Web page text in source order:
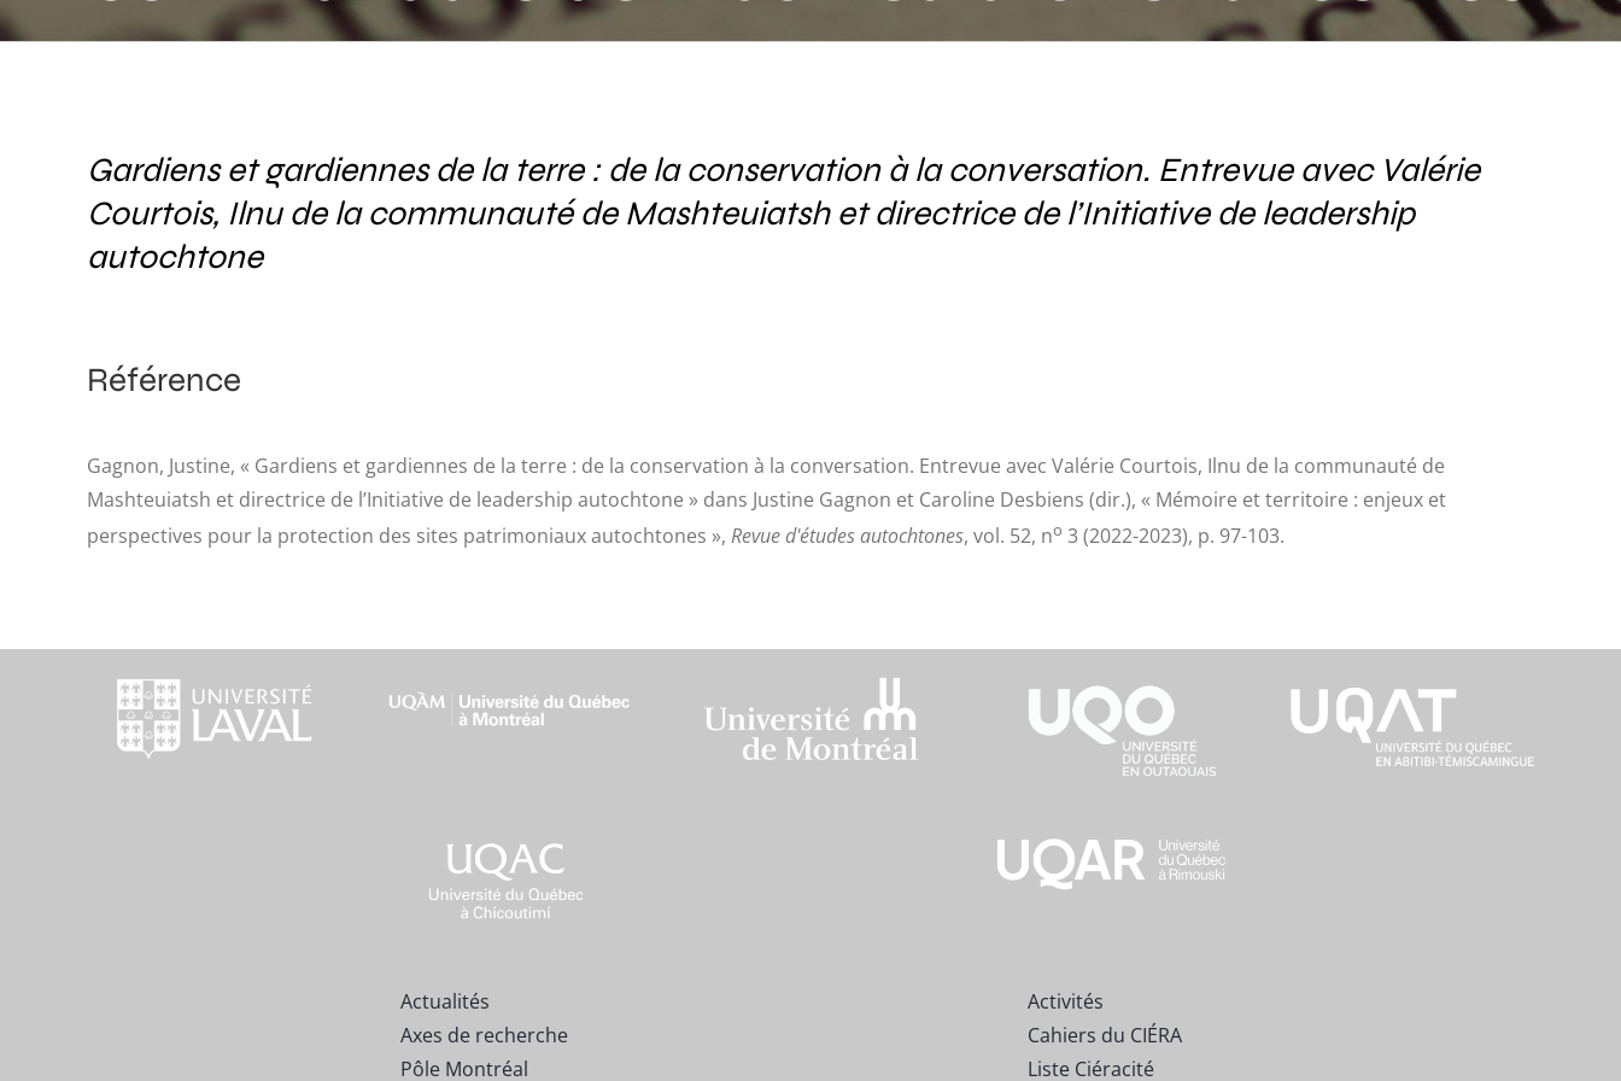
Gardiens et gardiennes de la terre : de la conservation à la conversation. Entrevue avec Valérie
Courtois, Ilnu de la communauté de Mashteuiatsh et directrice de l’Initiative de leadership
autochtone
Référence
Gagnon, Justine, « Gardiens et gardiennes de la terre : de la conservation à la conversation. Entrevue avec Valérie Courtois, Ilnu de la communauté de
Mashteuiatsh et directrice de l’Initiative de leadership autochtone » dans Justine Gagnon et Caroline Desbiens (dir.), « Mémoire et territoire : enjeux et
perspectives pour la protection des sites patrimoniaux autochtones », Revue d'études autochtones, vol. 52, no 3 (2022-2023), p. 97-103.
Actualités
Axes de recherche
Pôle Montréal
Activités
Cahiers du CIÉRA
Liste Ciéracité